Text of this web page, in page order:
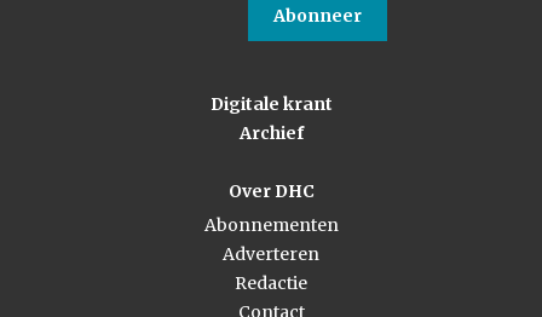
Abonneer
Digitale krant
Archief
Over DHC
Abonnementen
Adverteren
Redactie
Contact